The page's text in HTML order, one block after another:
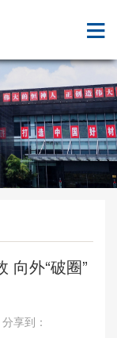
向外“破圈”
享到：